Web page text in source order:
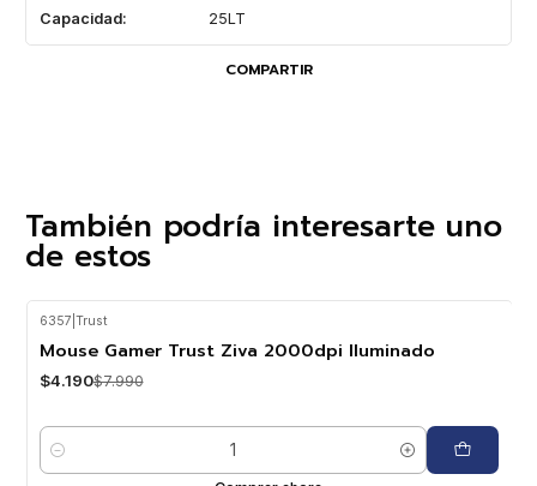
Capacidad: 25LT
COMPARTIR
También podría interesarte uno
de estos
6357 Trust
Mouse Gamer Trust Ziva 2000dpi Iluminado
$4.190$7.990
Cantidad